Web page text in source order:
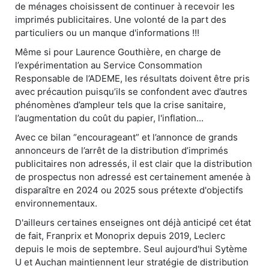
de ménages choisissent de continuer à recevoir les
imprimés publicitaires. Une volonté de la part des
particuliers ou un manque d'informations !!!
Même si pour Laurence Gouthière, en charge de
l’expérimentation au Service Consommation
Responsable de l’ADEME, les résultats doivent être pris
avec précaution puisqu’ils se confondent avec d’autres
phénomènes d’ampleur tels que la crise sanitaire,
l’augmentation du coût du papier, l'inflation...
Avec ce bilan “encourageant” et l’annonce de grands
annonceurs de l’arrêt de la distribution d’imprimés
publicitaires non adressés, il est clair que la distribution
de prospectus non adressé est certainement amenée à
disparaître en 2024 ou 2025 sous prétexte d'objectifs
environnementaux.
D'ailleurs certaines enseignes ont déjà anticipé cet état
de fait, Franprix et Monoprix depuis 2019, Leclerc
depuis le mois de septembre. Seul aujourd'hui Sytème
U et Auchan maintiennent leur stratégie de distribution